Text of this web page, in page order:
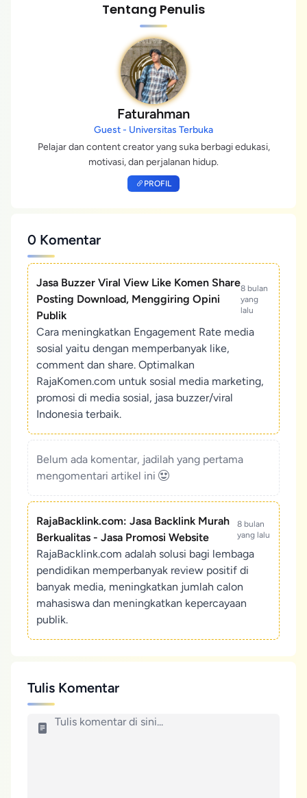
Tentang Penulis
Faturahman
Guest - Universitas Terbuka
Pelajar dan content creator yang suka berbagi edukasi,
motivasi, dan perjalanan hidup.
PROFIL
0 Komentar
Jasa Buzzer Viral View Like Komen Share
Posting Download, Menggiring Opini
Publik
8 bulan
yang
lalu
Cara meningkatkan Engagement Rate media
sosial yaitu dengan memperbanyak like,
comment dan share. Optimalkan
RajaKomen.com untuk sosial media marketing,
promosi di media sosial, jasa buzzer/viral
Indonesia terbaik.
Belum ada komentar, jadilah yang pertama
mengomentari artikel ini
RajaBacklink.com: Jasa Backlink Murah
Berkualitas - Jasa Promosi Website
8 bulan
yang lalu
RajaBacklink.com adalah solusi bagi lembaga
pendidikan memperbanyak review positif di
banyak media, meningkatkan jumlah calon
mahasiswa dan meningkatkan kepercayaan
publik.
Tulis Komentar